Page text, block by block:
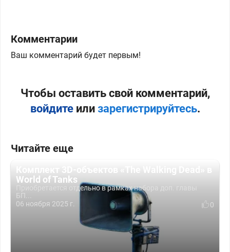
Комментарии
Ваш комментарий будет первым!
Чтобы оставить свой комментарий,
войдитеили зарегистрируйтесь.
Читайте еще
World of Tanks
Приобретается отдельно в рамках набора доп. главы
БП...
06 ноября 2025 г.
0